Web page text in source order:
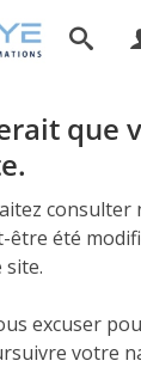
que
consulter
être été
excuser
votre